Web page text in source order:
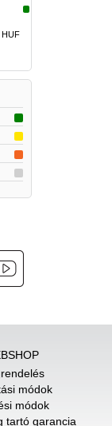
HUF
módok
módok
tartó garancia